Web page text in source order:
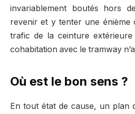
invariablement boutés hors
revenir et y tenter une énième
trafic de la ceinture extérieure
cohabitation avec le tramway
Où est le bon sens ?
En tout état de cause, un plan